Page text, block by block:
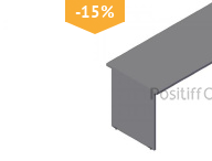
-15%